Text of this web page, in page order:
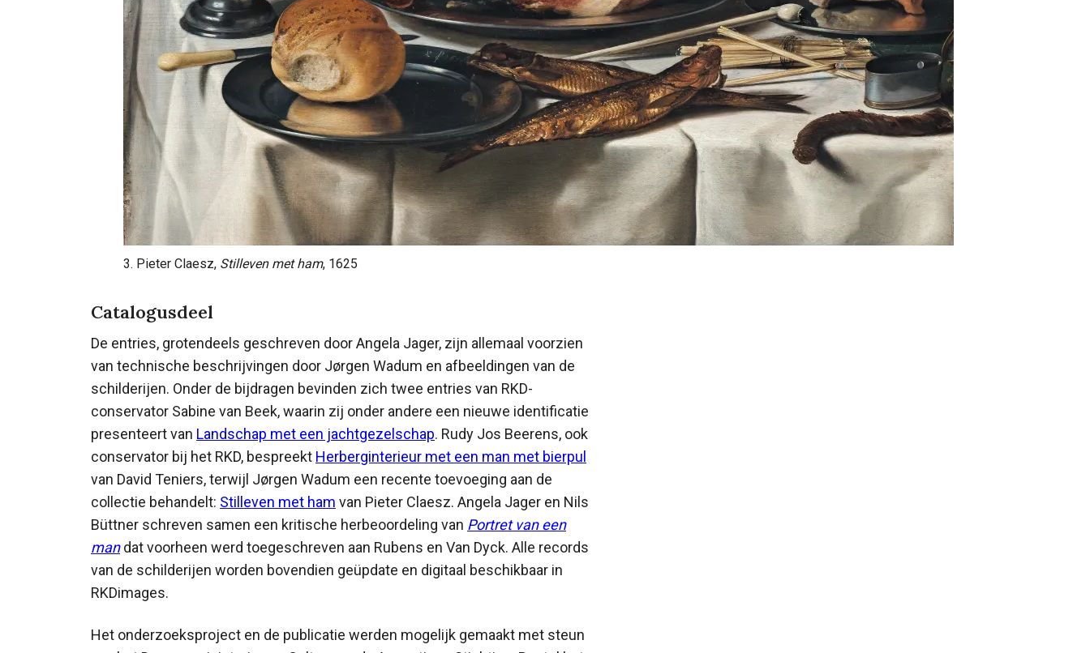
3. Pieter Claesz, Stilleven met ham, 1625
Catalogusdeel
De entries, grotendeels geschreven door Angela Jager, zijn allemaal voorzien
van technische beschrijvingen door Jørgen Wadum en afbeeldingen van de
schilderijen. Onder de bijdragen bevinden zich twee entries van RKD-
conservator Sabine van Beek, waarin zij onder andere een nieuwe identificatie
presenteert van Landschap met een jachtgezelschap. Rudy Jos Beerens, ook
conservator bij het RKD, bespreekt Herberginterieur met een man met bierpul
van David Teniers, terwijl Jørgen Wadum een recente toevoeging aan de
collectie behandelt: Stilleven met ham van Pieter Claesz. Angela Jager en Nils
Büttner schreven samen een kritische herbeoordeling van Portret van een
mandat voorheen werd toegeschreven aan Rubens en Van Dyck. Alle records
van de schilderijen worden bovendien geüpdate en digitaal beschikbaar in
RKDimages.
Het onderzoeksproject en de publicatie werden mogelijk gemaakt met steun